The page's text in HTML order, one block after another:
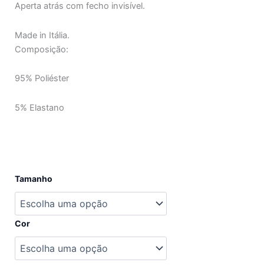
Aperta atrás com fecho invisível.
Made in Itália.
Composição:
95% Poliéster
5% Elastano
Tamanho
Cor
Quantidade
Vestido
Marina